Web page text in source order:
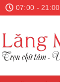
07:00 - 21:00